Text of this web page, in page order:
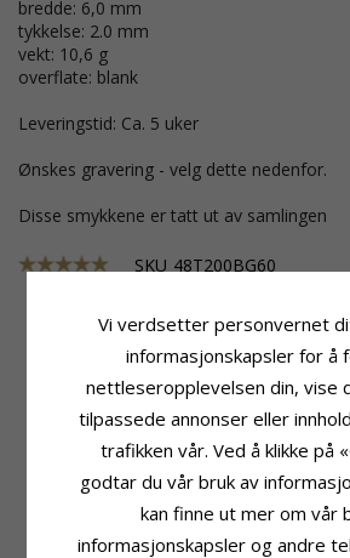
bredde: 6,0 mm
tykkelse: 2.0 mm
vekt: 10,6 g
overflate: blank
Leveringstid: Ca. 5 uker
Ønskes gravering - velg dette nedenfor.
Disse smykkene er tatt ut av samlingen
SKU 48T200BG60
Ringtype: Giftering
14
Edelmetall:Gull
Antall: 1
Sliping:
Sten:
Karat: 0,05
Vi verdsetter personvernet
informasjonskapsler for å
nettleseropplevelsen din, vise
tilpassede annonser eller
trafikken vår. Ved å klikke på
godtar du vår bruk av
kan finne ut mer om vår
informasjonskapsler og andre